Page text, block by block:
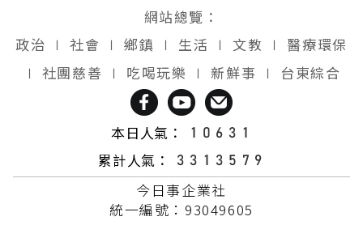
網站總覽：
政治 ∣ 社會 ∣ 鄉鎮 ∣ 生活 ∣ 文教 ∣
醫療環保
∣ 社團慈善 ∣ 吃喝玩樂 ∣ 新鮮事 ∣ 台東綜合
本日人氣：
累計人氣：
今日事企業社
統一編號：93049605